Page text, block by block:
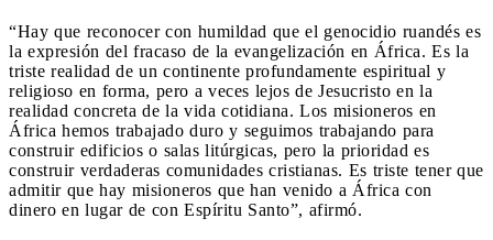
“Hay que reconocer con humildad que el genocidio ruandés es
la expresión del fracaso de la evangelización en África. Es la
triste realidad de un continente profundamente espiritual y
religioso en forma, pero a veces lejos de Jesucristo en la
realidad concreta de la vida cotidiana. Los misioneros en
África hemos trabajado duro y seguimos trabajando para
construir edificios o salas litúrgicas, pero la prioridad es
construir verdaderas comunidades cristianas. Es triste tener que
admitir que hay misioneros que han venido a África con
dinero en lugar de con Espíritu Santo”, afirmó.